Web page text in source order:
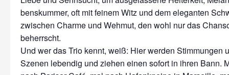
benskum­mer, oft mit feinem Witz und dem eleganten
zwischen Charme und Weh­mut, den wohl nur das
beherrscht.
Und wer das Trio kennt, weiß: Hier werden Stimmun­gen
Szenen lebendig und ziehen einen sofort in ihren Bann.